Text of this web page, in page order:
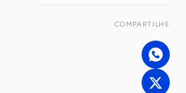
COMPARTILHE